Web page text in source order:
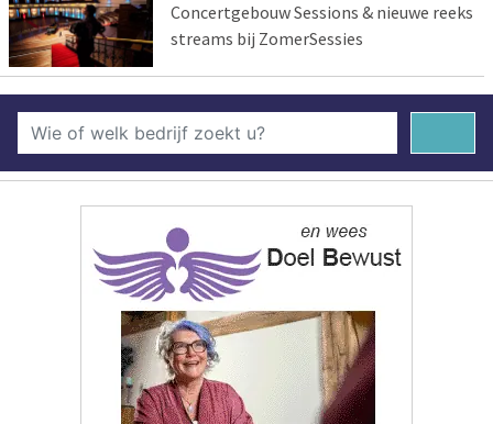
Concertgebouw Sessions & nieuwe reeks
streams bij ZomerSessies